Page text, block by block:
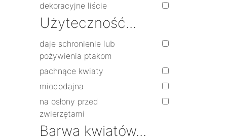
dekoracyjne liście
Użyteczność...
daje schronienie lub
pożywienia ptakom
pachnące kwiaty
miododajna
na osłony przed
zwierzętami
Barwa kwiatów...